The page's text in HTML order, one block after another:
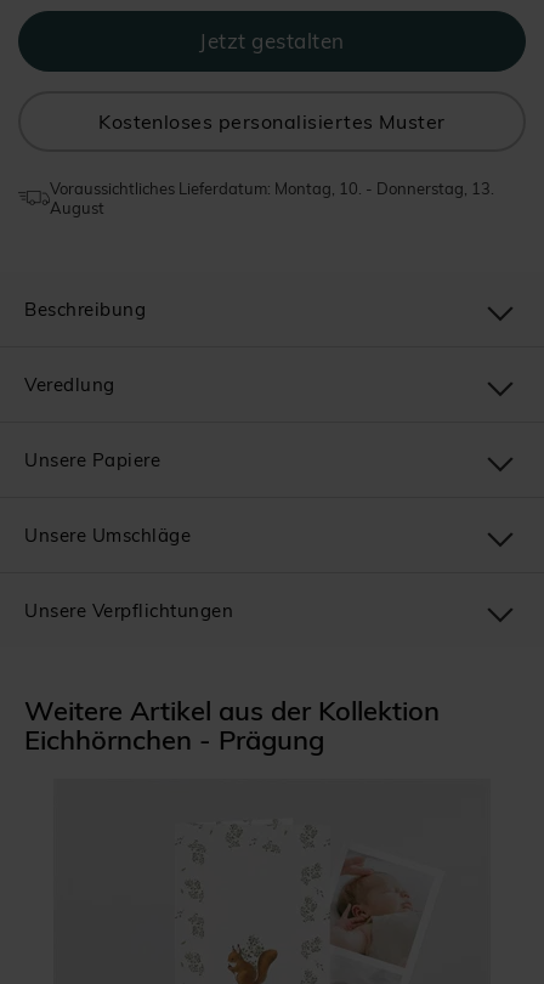
Kostenloses personalisiertes Muster
Voraussichtliches Lieferdatum: Montag, 10. - Donnerstag, 13.
August
Weitere Artikel aus der Kollektion
Eichhörnchen - Prägung
Beschreibung
Veredlung
Unsere Papiere
Unsere Umschläge
Unsere Verpflichtungen